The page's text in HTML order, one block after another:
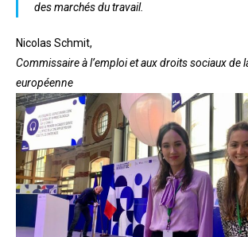
des marchés du travail.
Nicolas Schmit,
Commissaire à l’emploi et aux droits sociaux de
européenne